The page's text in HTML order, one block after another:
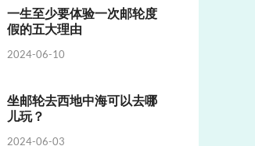
一生至少要体验一次邮轮度
假的五大理由
2024-06-10
坐邮轮去西地中海可以去哪
儿玩？
2024-06-03